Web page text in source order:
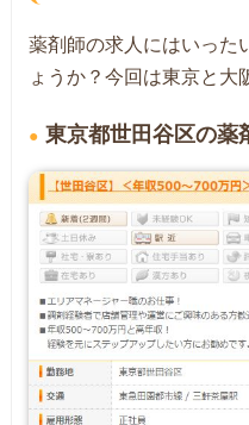
薬剤師の求人にはいった
ょうか？今回は東京と大
東京都世田谷区の薬